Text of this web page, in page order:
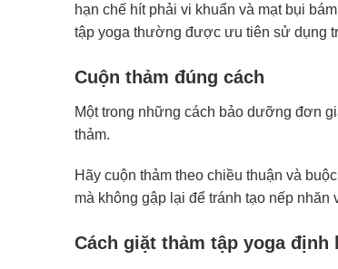
hạn chế hít phải vi khuẩn và mạt bụi
tập yoga thường được ưu tiên sử dụng
Cuộn thảm đúng cách
Một trong những cách bảo dưỡng đơn
thảm.
Hãy cuộn thảm theo chiều thuận và
mà không gập lại để tránh tạo nếp nhăn
Cách giặt thảm tập yogađịnh